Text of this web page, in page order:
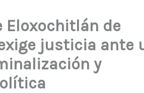
Eloxochitlán de
justicia ante
y